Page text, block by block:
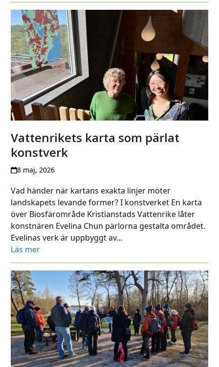
Vattenrikets karta som pärlat
konstverk
8 maj, 2026
Vad händer när kartans exakta linjer möter
landskapets levande former? I konstverket En karta
över Biosfärområde Kristianstads Vattenrike låter
konstnären Evelina Chun pärlorna gestalta området.
Evelinas verk är uppbyggt av…
Läs mer